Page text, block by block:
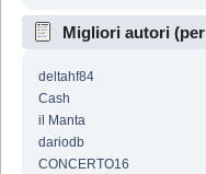
Migliori autori
deltahf84
Cash
il Manta
dariodb
CONCERTO16